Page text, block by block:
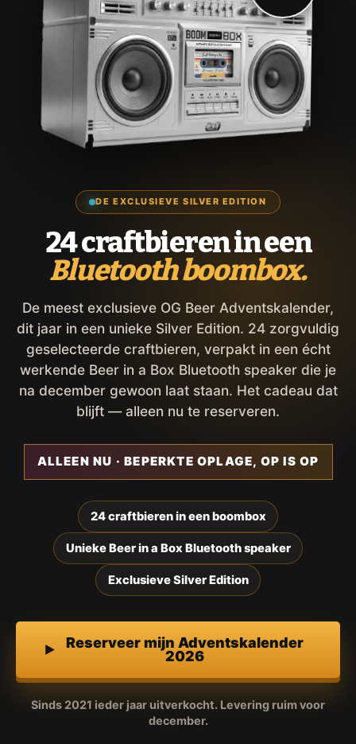
DE EXCLUSIEVE SILVER EDITION
24 craftbieren in een
Bluetooth boombox.
De meest exclusieve OG Beer Adventskalender,
dit jaar in een unieke Silver Edition. 24 zorgvuldig
geselecteerde craftbieren, verpakt in een écht
werkende Beer in a Box Bluetooth speaker die je
na december gewoon laat staan. Het cadeau dat
blijft — alleen nu te reserveren.
ALLEEN NU · BEPERKTE OPLAGE, OP IS OP
24 craftbieren in een boombox
Unieke Beer in a Box Bluetooth speaker
Exclusieve Silver Edition
Reserveer mijn Adventskalender
2026
Sinds 2021 ieder jaar uitverkocht. Levering ruim voor
december.